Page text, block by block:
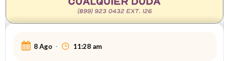
8 Ago - 11:28 am